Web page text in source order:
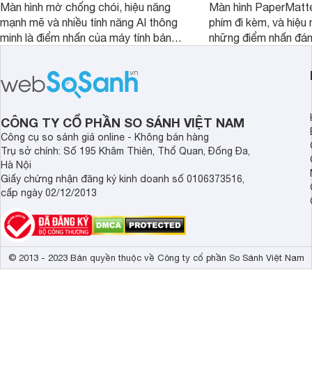
Màn hình mờ chống chói, hiệu năng
mạnh mẽ và nhiều tính năng AI thông
minh là điểm nhấn của máy tính bảng
đáng chú ý trong phân khúc tầm
trung.
Màn hình
phím đi kèm, và hiệu
những điểm nhấn
máy tính bảng
đọc sách và làm
CÔNG TY CỔ PHẦN SO SÁNH VIỆT NAM
Công cụ so sánh giá online - Không bán hàng
Trụ sở chính: Số 195 Khâm Thiên, Thổ Quan, Đống Đa,
Hà Nội
Giấy chứng nhận đăng ký kinh doanh số 0106373516,
cấp ngày 02/12/2013
© 2013 - 2023 Bản quyền thuộc về Công ty cổ phần So Sánh Việt Nam